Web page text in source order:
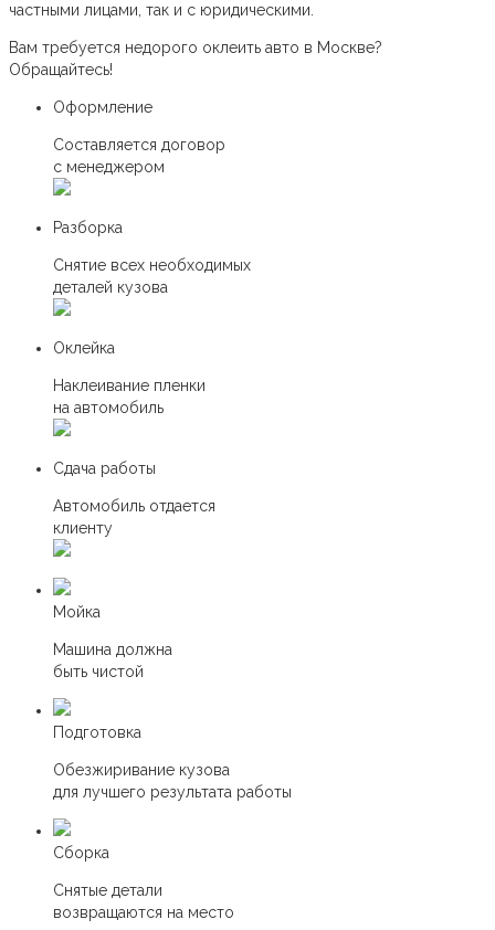
частными лицами, так и с юридическими.
Вам требуется недорого оклеить авто в Москве?
Обращайтесь!
Оформление
Составляется договор
с менеджером
Разборка
Снятие всех необходимых
деталей кузова
Оклейка
Наклеивание пленки
на автомобиль
Сдача работы
Автомобиль отдается
клиенту
Мойка
Машина должна
быть чистой
Подготовка
Обезжиривание кузова
для лучшего результата работы
Сборка
Снятые детали
возвращаются на место